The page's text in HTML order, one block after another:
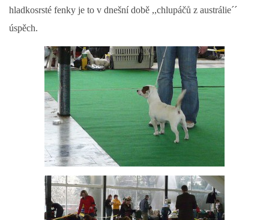
hladkosrsté fenky je to v dnešní době ,,chlupáčů z austrálie´´
úspěch.